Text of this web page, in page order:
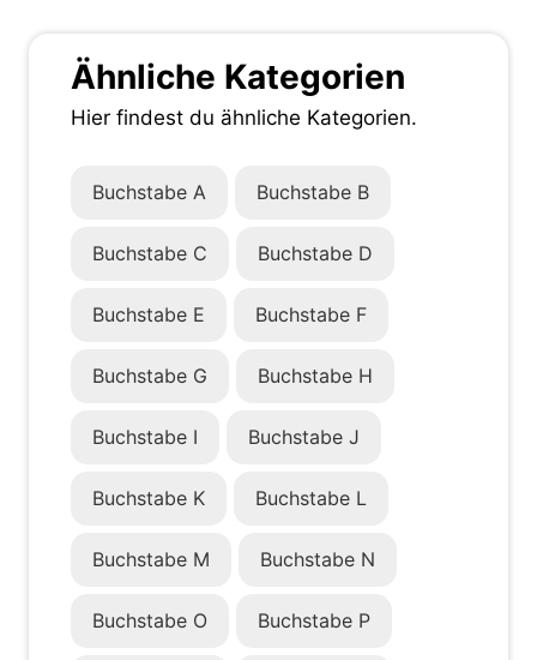
Ähnliche Kategorien
Hier findest du ähnliche Kategorien.
Buchstabe A Buchstabe B
Buchstabe C Buchstabe D
Buchstabe E Buchstabe F
Buchstabe G Buchstabe H
Buchstabe I Buchstabe J
Buchstabe K Buchstabe L
Buchstabe M Buchstabe N
Buchstabe O Buchstabe P